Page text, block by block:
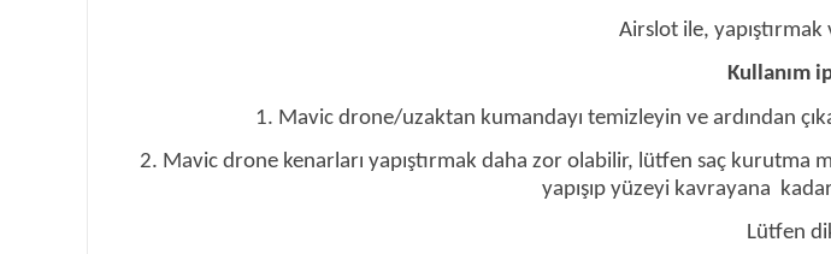
Airslot ile,
Kullanım
1. Mavic drone/uzaktan kumandayı temizleyin ve ardından
2. Mavic drone kenarları yapıştırmak daha zor olabilir, lütfen saç kurutma
yapışıp yüzeyi kavrayana
Lütfen